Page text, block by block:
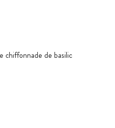
chiffonnade de basilic